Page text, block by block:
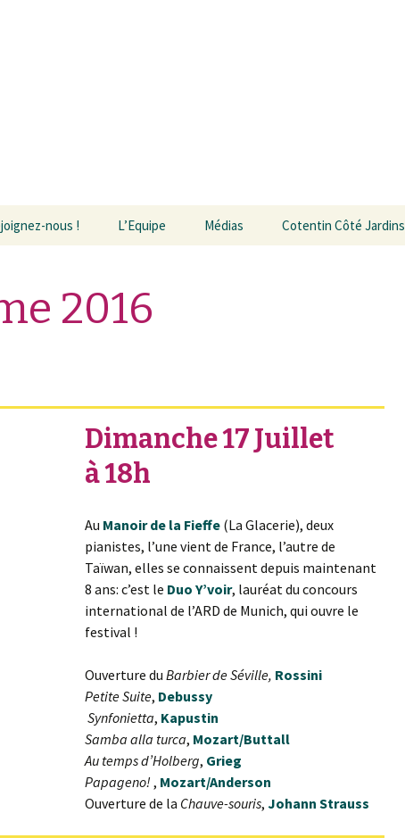
nous ! L’Equipe Médias Cotentin Côté Jardins
2016
Dimanche 17 Juillet
à 18h
Au Manoir de la Fieffe(La Glacerie), deux
pianistes, l’une vient de France, l’autre de
Taïwan, elles se connaissent depuis maintenant
8 ans: c’est le Duo Y’voir, lauréat du concours
international de l’ARD de Munich, qui ouvre le
festival !
Ouverture du Barbier de Séville, Rossini
Petite Suite, Debussy
Synfonietta, Kapustin
Samba alla turca, Mozart/Buttall
Au temps d’Holberg, Grieg
Papageno! , Mozart/Anderson
Ouverture de la Chauve-souris, Johann Strauss